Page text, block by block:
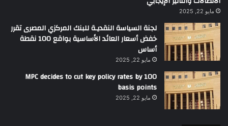
مايو 22, 2025
لجنة السياسة النقديـة للبنك المركزي المصرى تقرر
خفض أسعار العائد الأساسية بواقع 100 نقطة
أساس
مايو 22, 2025
MPC decides to cut key policy rates by 100
basis points
مايو 22, 2025